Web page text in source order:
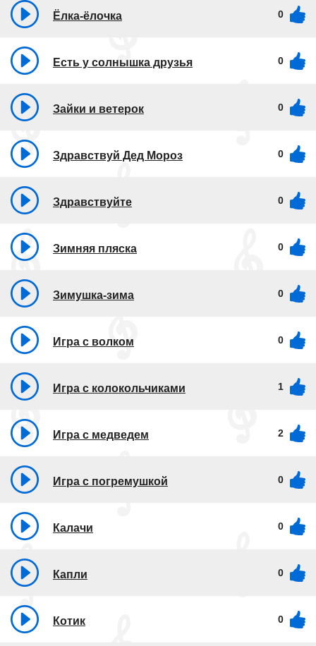
Ёлка-ёлочка 0
Есть у солнышка друзья 0
Зайки и ветерок 0
Здравствуй Дед Мороз 0
Здравствуйте 0
Зимняя пляска 0
Зимушка-зима 0
Игра с волком 0
Игра с колокольчиками 1
Игра с медведем 2
Игра с погремушкой 0
Калачи 0
Капли 0
Котик 0